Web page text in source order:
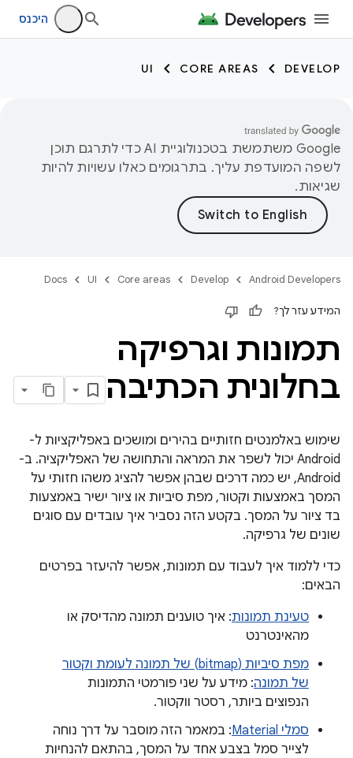
היכנס
DEVELOP
CORE AREAS
UI
‫Google משתמשת בטכנולוגיית AI כדי לתרגם תוכן
לשפה המועדפת עליך. בתרגומים כאלו עשויות להיות
שגיאות.
Android Developers
Develop
Core areas
UI
Docs
המידע עזר לך?
תמונות וגרפיקה
בחלונית הכתיבה
שימוש באלמנטים חזותיים בהירים ומושכים באפליקציות ל-
Android יכול לשפר את המראה והתחושה של האפליקציה. ב-
Android, יש כמה דרכים שבהן אפשר להציג משהו חזותי על
המסך באמצעות וקטור, מפת סיביות או ציור ישיר באמצעות
בד ציור על המסך. בקטע הזה נסביר איך עובדים עם סוגים
שונים של גרפיקה.
כדי ללמוד איך לעבוד עם תמונות, אפשר להיעזר בפרטים
הבאים:
טעינת תמונות: איך טוענים תמונה מהדיסק או
מהאינטרנט
מפת סיביות (bitmap) של תמונה לעומת וקטור
של תמונה: מידע על שני פורמטי התמונות
הנפוצים ביותר, רסטר ווקטור.
סמלי Material
: במאמר הזה מוסבר על דרך נוחה
לצייר סמל בצבע אחד על המסך, בהתאם להנחיות